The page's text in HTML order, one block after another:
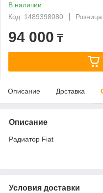
В наличии
Код: 1489398080
Розница
94 000 ₸
Описание Доставка
Описание
Радиатор Fiat
Условия доставки